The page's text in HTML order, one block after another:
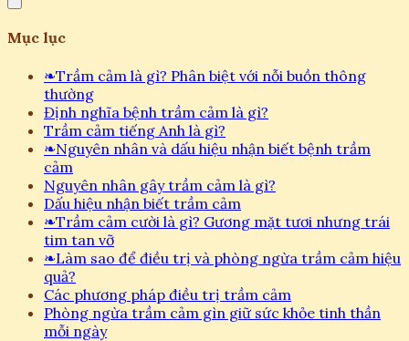
Mục lục
❧Trầm cảm là gì? Phân biệt với nỗi buồn thông
thường
Định nghĩa bệnh trầm cảm là gì?
Trầm cảm tiếng Anh là gì?
❧Nguyên nhân và dấu hiệu nhận biết bệnh trầm
cảm
Nguyên nhân gây trầm cảm là gì?
Dấu hiệu nhận biết trầm cảm
❧Trầm cảm cười là gì? Gương mặt tươi nhưng trái
tim tan vỡ
❧Làm sao để điều trị và phòng ngừa trầm cảm hiệu
quả?
Các phương pháp điều trị trầm cảm
Phòng ngừa trầm cảm gìn giữ sức khỏe tinh thần
mỗi ngày